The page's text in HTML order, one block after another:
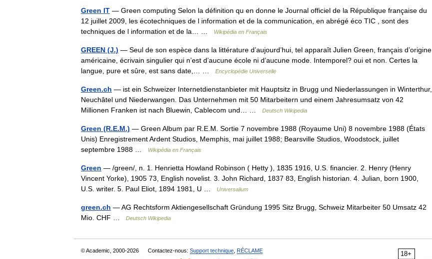
Green IT — Green computing Selon la définition qu en donne le Journal officiel de la République française du
12 juillet 2009, les écotechniques de l information et de la communication, en abrégé éco TIC , sont des
techniques de l information et de la… …
Wikipédia en Français
GREEN (J.) — Seul de son espèce dans la littérature d’aujourd’hui, tel apparaît Julien Green, français d’origine
américaine, écrivain singulier qui n’est d’aucune école ni d’aucune mode. Intemporel? oui et non. Certes la
langue, pure et sûre, est sans date,… …
Encyclopédie Universelle
Green.ch — ist ein Schweizer Internetdienstanbieter mit Hauptsitz in Brugg und Niederlassungen in Winterthur,
Neuchâtel und Niederwangen. Das Unternehmen mit 50 Mitarbeitern und einem Jahresumsatz von 42
Millionen Franken ist nach Bluewin, Cablecom und… …
Deutsch Wikipedia
Green (R.E.M.) — Green Album par R.E.M. Sortie 7 novembre 1988 (Royaume Uni) 8 novembre 1988 (États
Unis) Enregistrement Ardent Studios, Memphis, mai juillet 1988; Bearsville Studios, Woodstock, juillet
septembre 1988 …
Wikipédia en Français
Green — /green/, n. 1. Henrietta Howland Robinson ( Hetty ), 1835 1916, U.S. financier. 2. Henry (Henry
Vincent Yorke), 1905 73, English novelist. 3. John Richard, 1837 83, English historian. 4. Julian, born 1900,
U.S. writer. 5. Paul Eliot, 1894 1981, U …
Universalium
green.ch — AG Rechtsform Aktiengesellschaft Gründung 1995 Sitz Brugg, Schweiz Mitarbeiter 50 Umsatz 42
Mio. CHF …
Deutsch Wikipedia
18+
© Academic, 2000-2026 Contactez-nous: Support technique RÉCLAME